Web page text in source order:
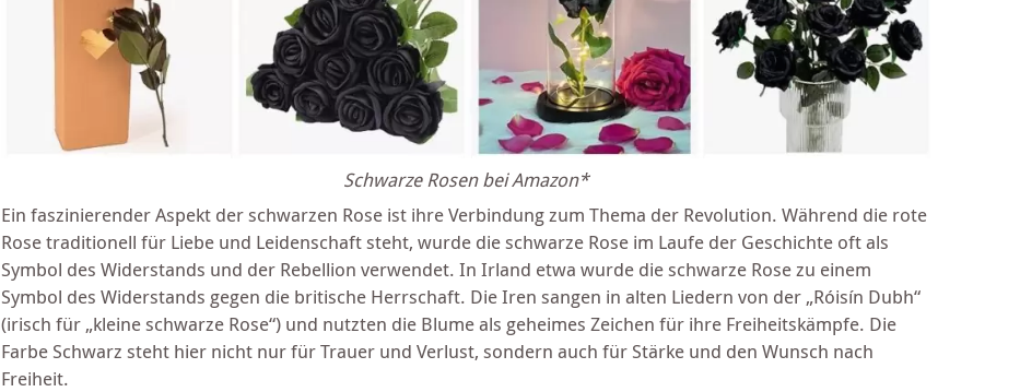
Schwarze Rosen bei Amazon*
Ein faszinierender Aspekt der schwarzen Rose ist ihre Verbindung zum Thema der Revolution. Während die rote
Rose traditionell für Liebe und Leidenschaft steht, wurde die schwarze Rose im Laufe der Geschichte oft als
Symbol des Widerstands und der Rebellion verwendet. In Irland etwa wurde die schwarze Rose zu einem
Symbol des Widerstands gegen die britische Herrschaft. Die Iren sangen in alten Liedern von der „Róisín Dubh“
(irisch für „kleine schwarze Rose“) und nutzten die Blume als geheimes Zeichen für ihre Freiheitskämpfe. Die
Farbe Schwarz steht hier nicht nur für Trauer und Verlust, sondern auch für Stärke und den Wunsch nach
Freiheit.